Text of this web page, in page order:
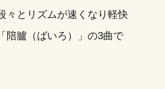
々とリズムが速くなり軽快
陪臚（ばいろ）」の3曲で